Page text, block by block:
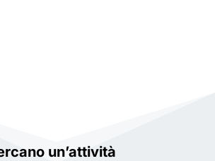
un’attività